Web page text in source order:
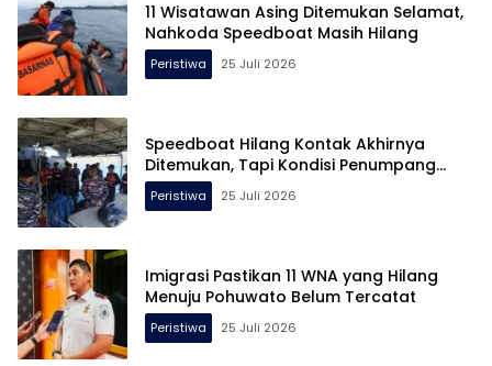
11 Wisatawan Asing Ditemukan Selamat,
Nahkoda Speedboat Masih Hilang
Peristiwa 25 Juli 2026
Speedboat Hilang Kontak Akhirnya
Ditemukan, Tapi Kondisi Penumpang…
Peristiwa 25 Juli 2026
Imigrasi Pastikan 11 WNA yang Hilang
Menuju Pohuwato Belum Tercatat
Peristiwa 25 Juli 2026